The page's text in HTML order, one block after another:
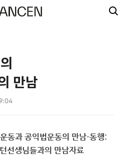
만남
동과 공익법운동의 만남-동행:
선생님들과의 만남자료